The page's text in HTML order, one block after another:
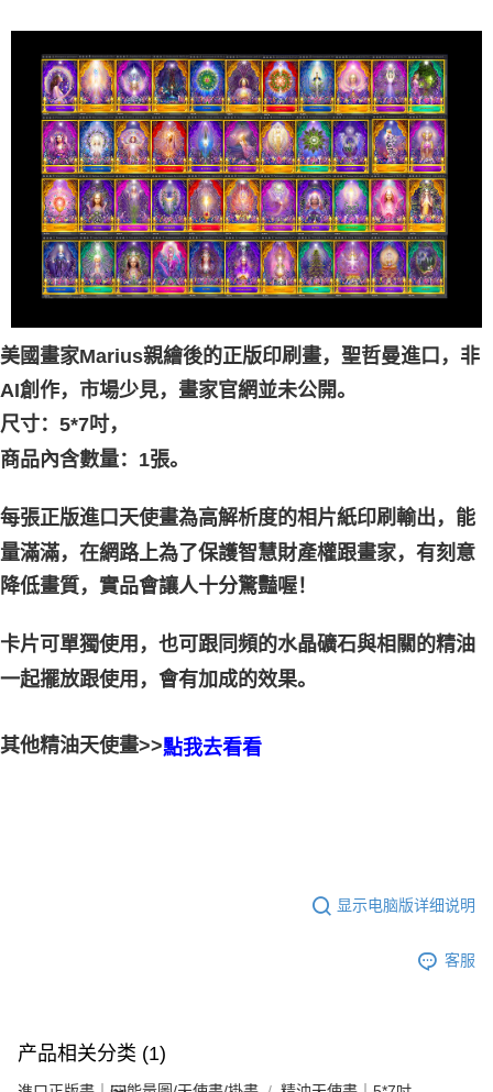
每笔NT$80，满NT$3,000(含以上)免运费
郵局幫你送（離島）
每笔NT$80，满NT$3,000(含以上)免运费
付款後門市自取
免运费
美國畫家Marius親繪後的正版印刷畫，聖哲曼進口，非
AI創作，市場少見，畫家官網並未公開。
尺寸：5*7吋，
商品內含數量：1張。
每張正版進口天使畫為高解析度的相片紙印刷輸出，能
量滿滿，在網路上為了保護智慧財產權跟畫家，有刻意
降低畫質，實品會讓人十分驚豔喔！
卡片可單獨使用，也可跟同頻的水晶礦石與相關的精油
一起擺放跟使用，會有加成的效果。
其他精油天使畫>>點我去看看
显示电脑版详细说明
客服
产品相关分类 (1)